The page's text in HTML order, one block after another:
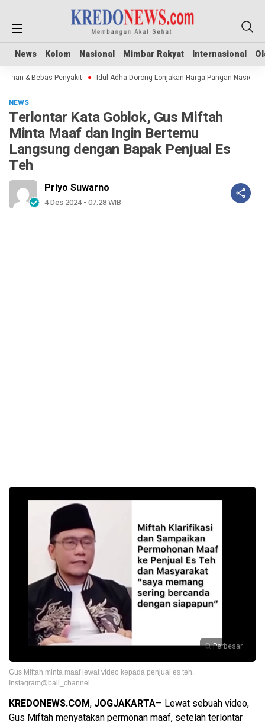
News Kolom Nasional Mimbar Rakyat Internasional
News Kolom Nasional Mimbar Rakyat Internasional
& Bebas Penyakit Idul Adha Dorong Lonjakan Harga Pangan Nasional
NEWS
Terlontar Kata Goblok, Gus Miftah
Minta Maaf dan Ingin Bertemu
Langsung dengan Bapak Penjual Es
Teh
Priyo Suwarno
4 Des 2024 - 07:28 WIB
Perbesar
Gus Miftah minta maaf lewat video kepada penjual es teh.
Instagram@bali_channel
KREDONEWS.COM, JOGJAKARTA– Lewat sebuah video,
Gus Miftah menyatakan permonan maaf, setelah terlontar